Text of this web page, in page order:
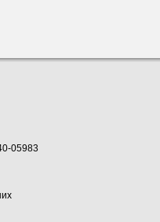
05983